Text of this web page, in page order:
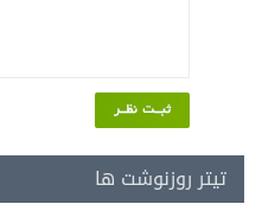
تیتر روزنوشت ها